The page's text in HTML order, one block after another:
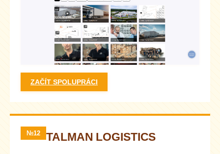
ZAČÍT SPOLUPRÁCI
№12 TALMAN LOGISTICS